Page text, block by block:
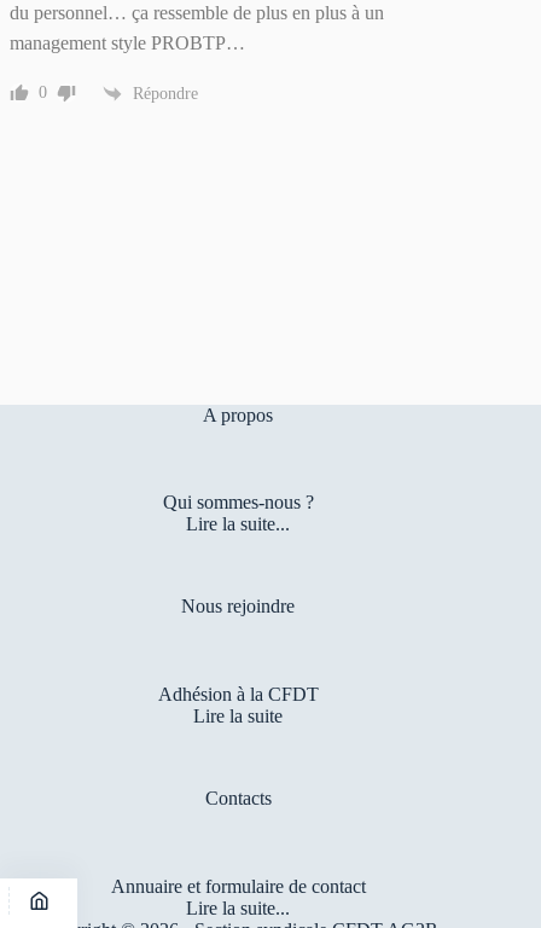
du personnel… ça ressemble de plus en plus à un
management style PROBTP…
0 Répondre
A propos
Qui sommes-nous ?
Lire la suite...
Nous rejoindre
Adhésion à la CFDT
Lire la suite
Contacts
Annuaire et formulaire de contact
Lire la suite...